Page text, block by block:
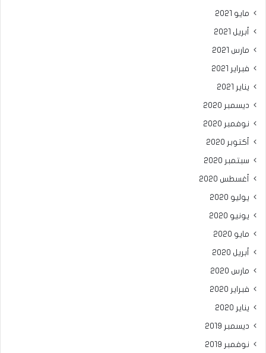
مايو 2021
أبريل 2021
مارس 2021
فبراير 2021
يناير 2021
ديسمبر 2020
نوفمبر 2020
أكتوبر 2020
سبتمبر 2020
أغسطس 2020
يوليو 2020
يونيو 2020
مايو 2020
أبريل 2020
مارس 2020
فبراير 2020
يناير 2020
ديسمبر 2019
نوفمبر 2019